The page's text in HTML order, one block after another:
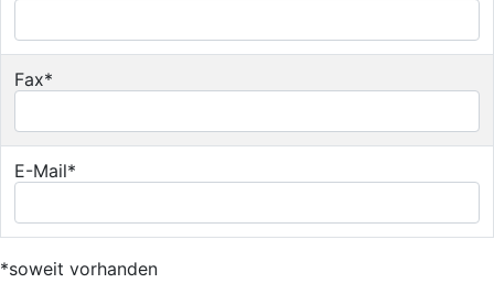
Fax*
E-Mail*
*soweit vorhanden